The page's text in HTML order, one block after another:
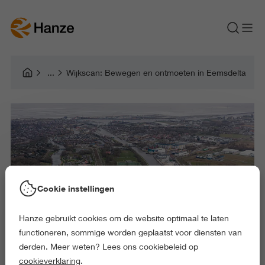
Wijkscan: Bewegen en ontmoeten in Eemsdelta
Cookie instellingen
Hanze gebruikt cookies om de website optimaal te laten
functioneren, sommige worden geplaatst voor diensten van
derden. Meer weten? Lees ons cookiebeleid op
cookieverklaring.